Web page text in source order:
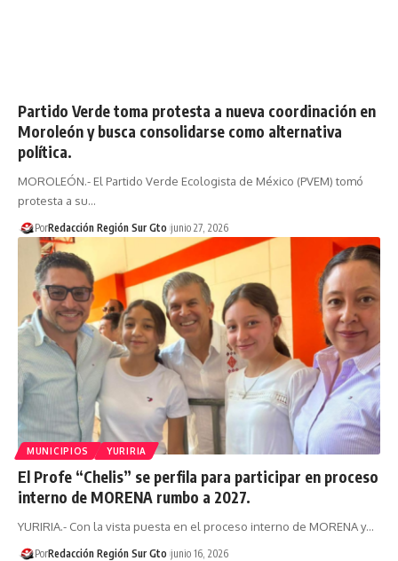
Partido Verde toma protesta a nueva coordinación en
Moroleón y busca consolidarse como alternativa
política.
MOROLEÓN.- El Partido Verde Ecologista de México (PVEM) tomó
protesta a su…
PorRedacción Región Sur Gto junio 27, 2026
MUNICIPIOS YURIRIA
El Profe “Chelis” se perfila para participar en proceso
interno de MORENA rumbo a 2027.
YURIRIA.- Con la vista puesta en el proceso interno de MORENA y…
PorRedacción Región Sur Gto junio 16, 2026